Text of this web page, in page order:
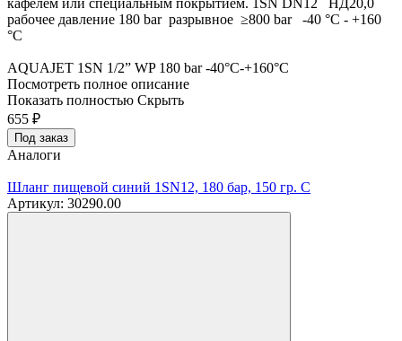
кафелем или специальным покрытием. 1SN DN12 НД20,0
рабочее давление 180 bar разрывное ≥800 bar -40 °C - +160
°C
AQUAJET 1SN 1/2” WP 180 bar -40°C-+160°C
Посмотреть полное описание
Показать полностью Скрыть
655 ₽
Под заказ
Аналоги
Шланг пищевой синий 1SN12, 180 бар, 150 гр. С
Артикул: 30290.00